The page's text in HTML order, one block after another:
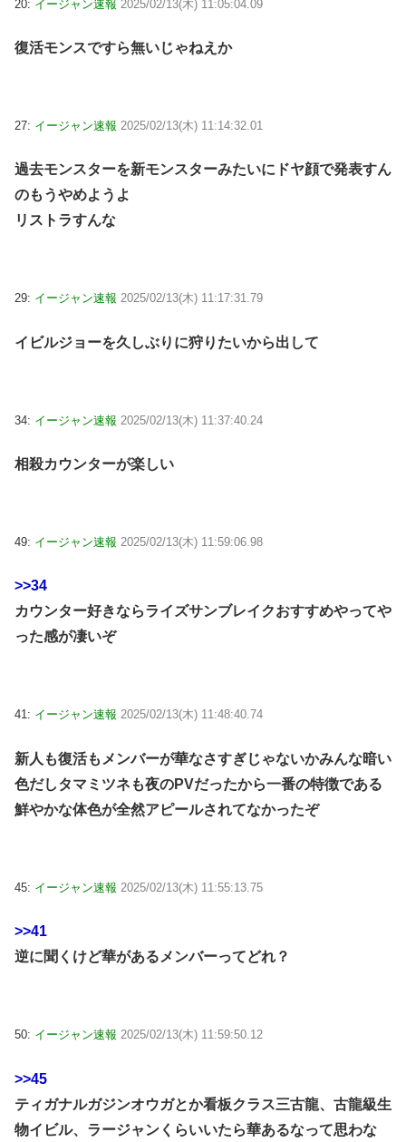
20: イージャン速報 2025/02/13(木) 11:05:04.09
復活モンスですら無いじゃねえか
27: イージャン速報 2025/02/13(木) 11:14:32.01
過去モンスターを新モンスターみたいにドヤ顔で発表すん
のもうやめようよ
リストラすんな
29: イージャン速報 2025/02/13(木) 11:17:31.79
イビルジョーを久しぶりに狩りたいから出して
34: イージャン速報 2025/02/13(木) 11:37:40.24
相殺カウンターが楽しい
49: イージャン速報 2025/02/13(木) 11:59:06.98
>>34
カウンター好きならライズサンブレイクおすすめやってや
った感が凄いぞ
41: イージャン速報 2025/02/13(木) 11:48:40.74
新人も復活もメンバーが華なさすぎじゃないかみんな暗い
色だしタマミツネも夜のPVだったから一番の特徴である
鮮やかな体色が全然アピールされてなかったぞ
45: イージャン速報 2025/02/13(木) 11:55:13.75
>>41
逆に聞くけど華があるメンバーってどれ？
50: イージャン速報 2025/02/13(木) 11:59:50.12
>>45
ティガナルガジンオウガとか看板クラス三古龍、古龍級生
物イビル、ラージャンくらいいたら華あるなって思わな